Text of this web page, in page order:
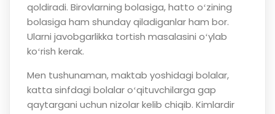
qoldiradi. Birovlarning bolasiga, hatto oʻzining
bolasiga ham shunday qiladiganlar ham bor.
Ularni javobgarlikka tortish masalasini oʻylab
koʻrish kerak.
Men tushunaman, maktab yoshidagi bolalar,
katta sinfdagi bolalar oʻqituvchilarga gap
qaytargani uchun nizolar kelib chiqib. Kimlardir